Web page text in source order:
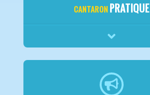
CANTARON PRATIQUE